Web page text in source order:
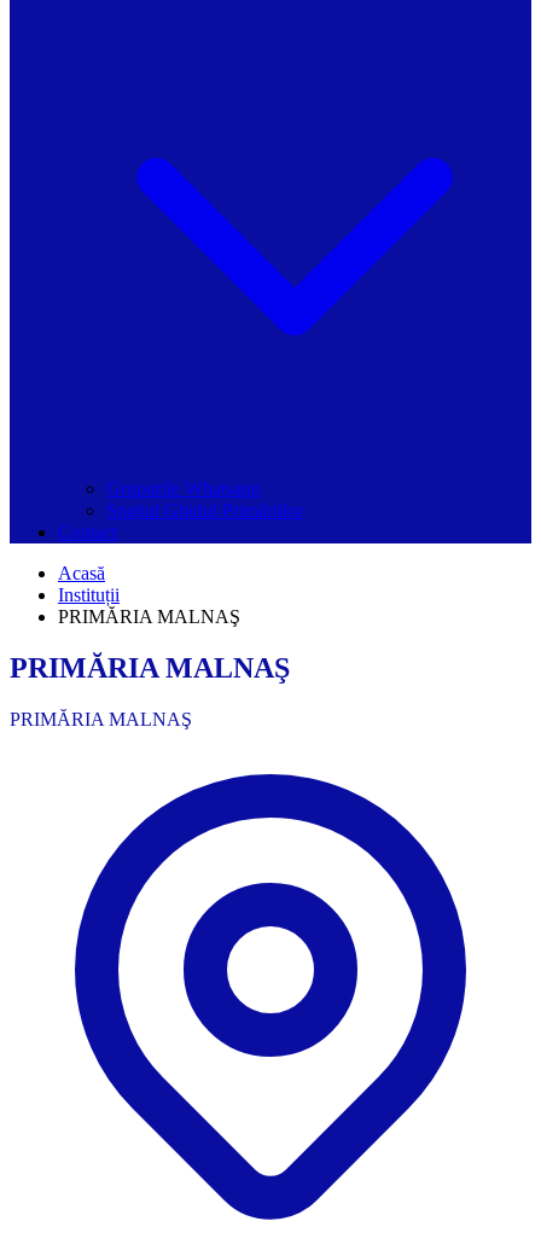
Grupurile Whatsapp
Spațiul Ghidul Primăriilor
Contact
Acasă
Instituții
PRIMĂRIA MALNAŞ
PRIMĂRIA MALNAŞ
PRIMĂRIA MALNAŞ